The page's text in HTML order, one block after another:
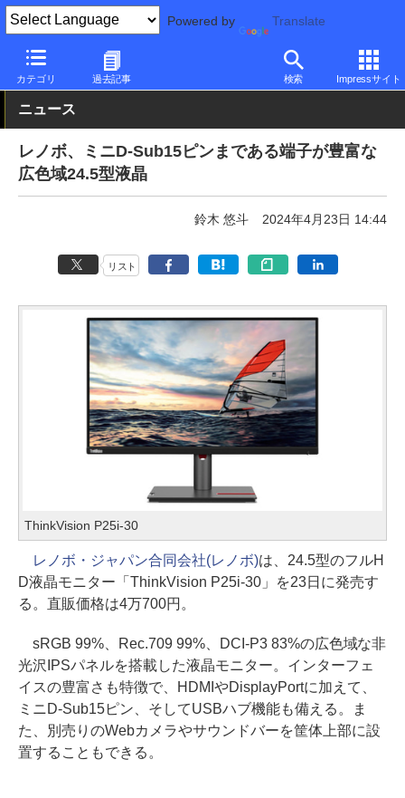
Powered by Translate
カテゴリ 過去記事 検索 Impressサイト
PC Watch 半導体/周辺機器 その他
ニュース
レノボ、ミニD-Sub15ピンまである端子が豊富な
広色域24.5型液晶
鈴木 悠斗 2024年4月23日 14:44
リスト
ThinkVision P25i-30
レノボ・ジャパン合同会社(レノボ)は、24.5型のフルH
D液晶モニター「ThinkVision P25i-30」を23日に発売す
る。直販価格は4万700円。
sRGB 99%、Rec.709 99%、DCI-P3 83%の広色域な非
光沢IPSパネルを搭載した液晶モニター。インターフェ
イスの豊富さも特徴で、HDMIやDisplayPortに加えて、
ミニD-Sub15ピン、そしてUSBハブ機能も備える。ま
た、別売りのWebカメラやサウンドバーを筐体上部に設
置することもできる。